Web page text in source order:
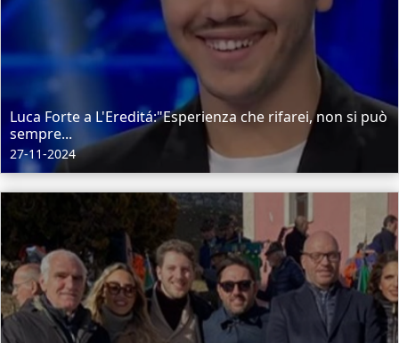
Luca Forte a L'Ereditá:"Esperienza che rifarei, non si può
sempre...
27-11-2024